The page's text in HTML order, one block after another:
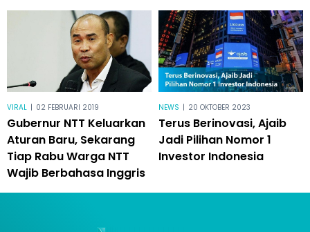
VIRAL | 02 FEBRUARI 2019
Gubernur NTT Keluarkan
Aturan Baru, Sekarang
Tiap Rabu Warga NTT
Wajib Berbahasa Inggris
NEWS | 20 OKTOBER 2023
Terus Berinovasi, Ajaib
Jadi Pilihan Nomor 1
Investor Indonesia